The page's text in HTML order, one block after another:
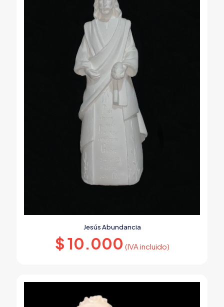
Jesús Abundancia
$10.000 (IVA incluido)